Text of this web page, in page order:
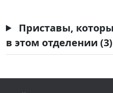
Приставы,
в этом отделении (3)